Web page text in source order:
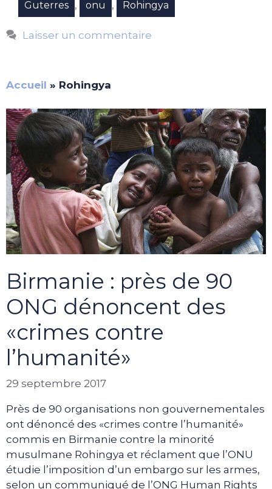
Guterres , onu , Rohingya
Laisser un commentaire
Accueil » Rohingya
Birmanie : près de 90
ONG dénoncent des
«crimes contre
l’humanité»
29 septembre 2017
Près de 90 organisations non gouvernementales
ont dénoncé des «crimes contre l’humanité»
commis en Birmanie contre la minorité
musulmane Rohingya et réclament que l’ONU
étudie l’imposition d’un embargo sur les armes,
selon un communiqué de l’ONG Human Rights